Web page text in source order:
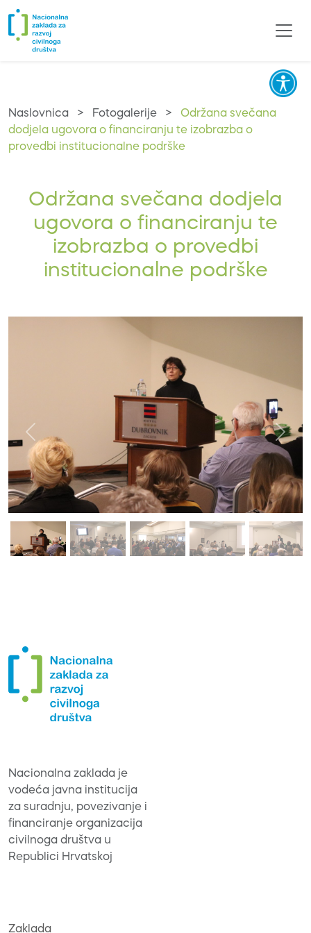
Naslovnica > Fotogalerije >
Održana svečana
dodjela ugovora o financiranju te izobrazba o
provedbi institucionalne podrške
Održana svečana dodjela
ugovora o financiranju te
izobrazba o provedbi
institucionalne podrške
Previous Next
Nacionalna zaklada je
vodeća javna institucija
za suradnju, povezivanje i
financiranje organizacija
civilnoga društva u
Republici Hrvatskoj
Zaklada